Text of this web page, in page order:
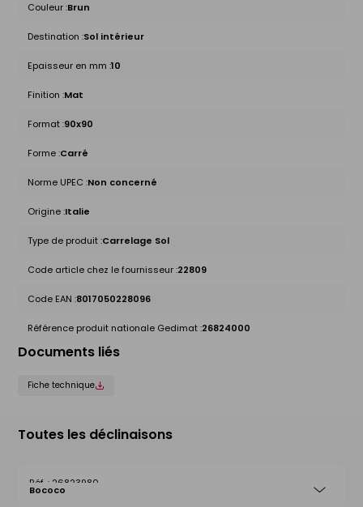
Couleur :Brun
Destination :Sol intérieur
Epaisseur en mm :10
Finition :Mat
Format :90x90
Forme :Carré
Norme UPEC :Non concerné
Origine :Italie
Type de produit :Carrelage Sol
Code article chez le fournisseur :22809
Code EAN :8017050228096
Référence produit nationale Gedimat :26824000
Documents liés
Fiche technique
Toutes les déclinaisons
26823980
Bococo